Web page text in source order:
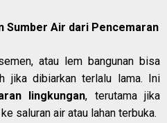
Sumber Air dari Pencemaran
atau lem bangunan bisa
jika dibiarkan terlalu lama. Ini
lingkungan, terutama jika
saluran air atau lahan terbuka.